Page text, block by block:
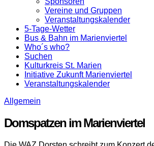
Vereine und Gruppen
Veranstaltungskalender
5-Tage-Wetter
Bus & Bahn im Marienviertel
Who´s who?
Suchen
Kulturkreis St. Marien
Initiative Zukunft Marienviertel
Veranstaltungskalender
Allgemein
Domspatzen im Marienviertel